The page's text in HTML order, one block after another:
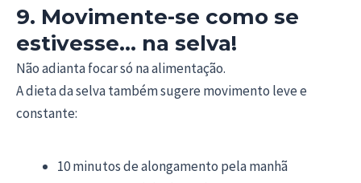
9. Movimente-se como se
estivesse… na selva!
Não adianta focar só na alimentação.
A dieta da selva também sugere movimento leve e
constante:
10 minutos de alongamento pela manhã